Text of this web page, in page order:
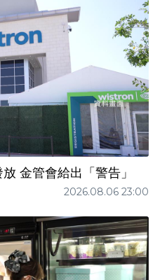
金管會給出「警告」
2026.08.06 23:00